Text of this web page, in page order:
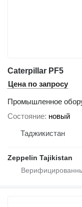
Caterpillar PF5
Цена по запросу
Промышленное
Состояние новый
Таджикистан
Zeppelin Tajikistan